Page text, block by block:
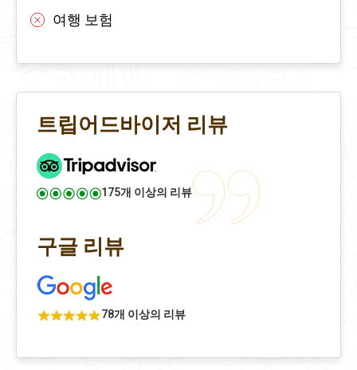
여행 보험
트립어드바이저 리뷰
175개 이상의 리뷰
구글 리뷰
78개 이상의 리뷰